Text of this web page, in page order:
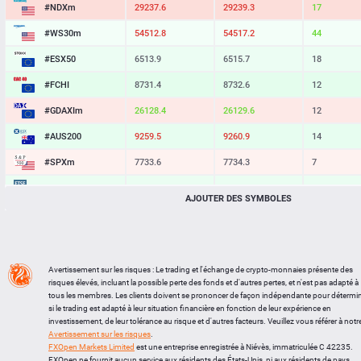
#NDXm 29236.9 29238.5 16
#WS30m 54512.8 54517.2 44
#ESX50 6513.9 6515.7 18
#FCHI 8731.4 8732.6 12
#GDAXIm 26128.4 26129.6 12
#AUS200 9259.5 9260.9 14
#SPXm 7733.6 7734.3 7
LTCUSD 45.117 45.203 86
XRPUSD 1.04215 1.04375
ETHUSD 1893.855 1894.185 330
AJOUTER DES SYMBOLES
Avertissement sur les risques : Le trading et l'échange de crypto-monnaies présente des
risques élevés, incluant la possible perte des fonds et d'autres pertes, et n'est pas adapté à
tous les membres. Les clients doivent se prononcer de façon indépendante pour
si le trading est adapté à leur situation financière en fonction de leur expérience en
investissement, de leur tolérance au risque et d'autres facteurs. Veuillez vous référer à
Avertissement sur les risques
FXOpen Markets Limited est une entreprise enregistrée à Niévès, immatriculée C 42235.